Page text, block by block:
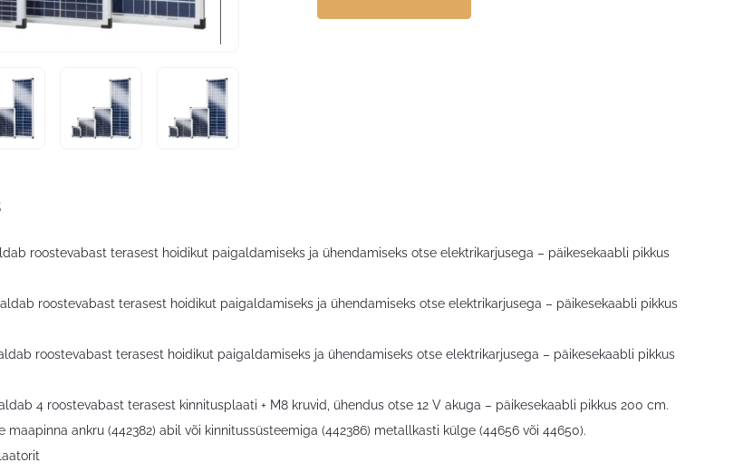
roostevabast terasest hoidikut paigaldamiseks ja ühendamiseks otse elektrikarjusega – päikesekaabli pikkus
roostevabast terasest hoidikut paigaldamiseks ja ühendamiseks otse elektrikarjusega – päikesekaabli pikkus
roostevabast terasest hoidikut paigaldamiseks ja ühendamiseks otse elektrikarjusega – päikesekaabli pikkus
4 roostevabast terasest kinnitusplaati + M8 kruvid, ühendus otse 12 V akuga – päikesekaabli pikkus 200 cm.
maapinna ankru (442382) abil või kinnitussüsteemiga (442386) metallkasti külge (44656 või 44650).